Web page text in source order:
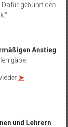
gebührt den
Anstieg
gäbe.
➤
und Lehrern